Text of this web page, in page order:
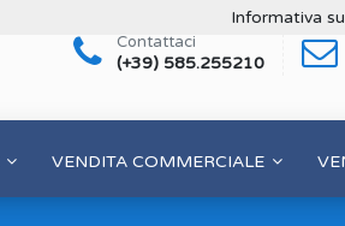
Contattaci
(+39) 585.255210
VENDITA COMMERCIALE
Informativa